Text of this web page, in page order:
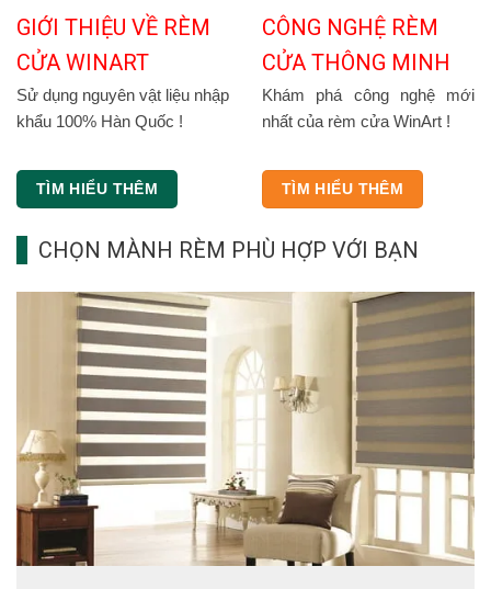
GIỚI THIỆU VỀ RÈM
CỬA WINART
Sử dụng nguyên vật liệu nhập
khẩu 100% Hàn Quốc !
TÌM HIỂU THÊM
CÔNG NGHỆ RÈM
CỬA THÔNG MINH
Khám phá công nghệ mới
nhất của rèm cửa WinArt !
TÌM HIỂU THÊM
CHỌN MÀNH RÈM PHÙ HỢP VỚI BẠN